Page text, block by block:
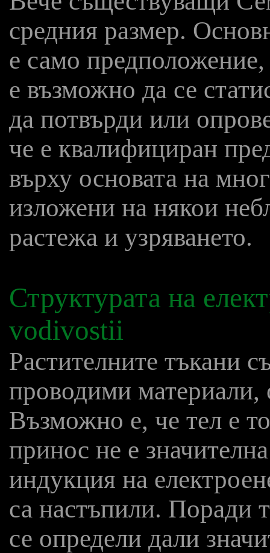
средния размер.
е само предположение,
е възможно да се
да потвърди или
че е квалифициран
върху основата на
изложени на някои
растежа и узряването.
Структурата на
vodivostii
Растителните тъкани
проводими материали,
Възможно е, че тел е
принос не е
индукция на
са настъпили. Поради
се определи дали